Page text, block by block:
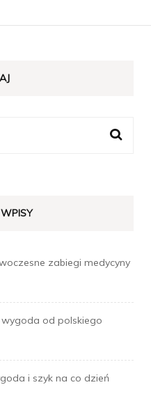
zabiegi medycyny
od polskiego
i szyk na co dzień